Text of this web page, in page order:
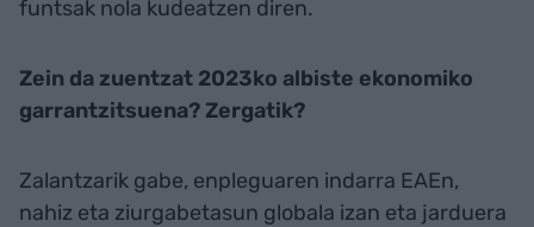
funtsak nola kudeatzen diren.
Zein da zuentzat 2023ko albiste ekonomiko
garrantzitsuena? Zergatik?
Zalantzarik gabe, enpleguaren indarra EAEn,
nahiz eta ziurgabetasun globala izan eta jarduera